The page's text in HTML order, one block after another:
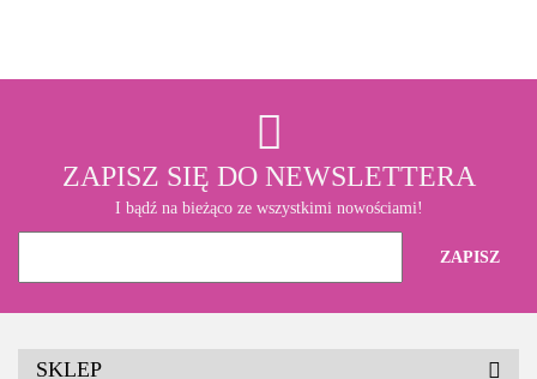
ZAPISZ SIĘ DO NEWSLETTERA
I bądź na bieżąco ze wszystkimi nowościami!
SKLEP